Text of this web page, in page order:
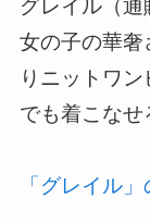
グレイル（通
女の子の華奢
りニットワ
でも着こなせ
「グレイル